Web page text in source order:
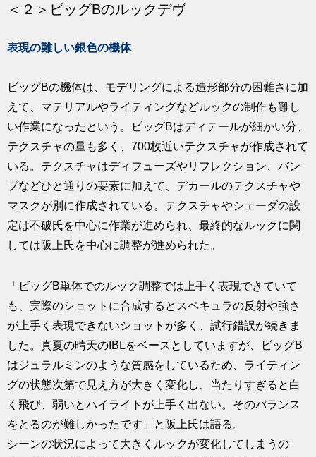
＜２＞ビッグBのルックデヴ
表現の難しい銀色の機体
ビッグBの機体は、モデリングによる造形部分の困難さに加
えて、マテリアルやライティングなどルックの制作も難し
い作業になったという。ビッグBはディテールが細かい分、
テクスチャの量も多く、700枚近いテクスチャが作成されて
いる。テクスチャはディフューズやリフレクション、バン
プなどひと通りの要素に加えて、デカールのテクスチャや
マスクが別に作成されている。テクスチャやシェーダの設
定は不破氏を中心に作業が進められ、最終的なルックに関
しては阪上氏を中心に調整が進められた。
「ビッグB単体でのルック調整では上手く表現できていて
も、実際のショットに合成するとスペキュラの反射や強さ
が上手く表現できないショットが多く、試行錯誤が続きま
した。真夏の晴天のIBLをベースとしていますが、ビッグB
はジュラルミンのような質感をしているため、ライティン
グの状態次第で見え方が大きく変化し、当たりすぎると白
く飛び、弱いとハイライトが上手く出ない。そのバランス
をとるのが難しかったです」と阪上氏は語る。
シーンの状況によって大きくルックが変化してしまうの